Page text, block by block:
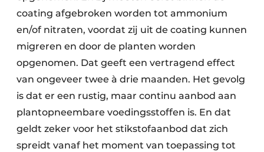
coating afgebroken worden tot ammonium
en/of nitraten, voordat zij uit de coating kunnen
migreren en door de planten worden
opgenomen. Dat geeft een vertragend effect
van ongeveer twee à drie maanden. Het gevolg
is dat er een rustig, maar continu aanbod aan
plantopneembare voedingsstoffen is. En dat
geldt zeker voor het stikstofaanbod dat zich
spreidt vanaf het moment van toepassing tot